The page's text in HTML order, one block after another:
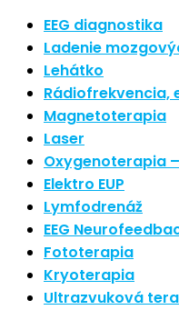
EEG diagnostika
Ladenie
Lehátko
Magnetoterapia
Laser
Oxygenoterapia
Elektro EUP
Lymfodrenáž
EEG
Fototerapia
Kryoterapia
Ultrazvuková
Najnovšie
Nové polarizované
So psoriázou
Rozšírenie služieb
Hudba a vývoj mozgu
Najnovšie
Žiadne komentáre na
Archív